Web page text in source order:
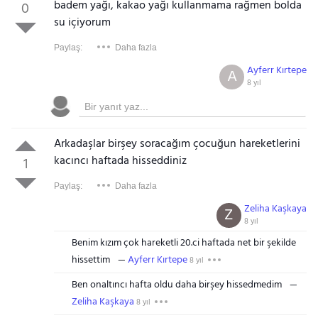
0
badem yağı, kakao yağı kullanmama rağmen bolda
su içiyorum
Paylaş: Daha fazla
Ayferr Kırtepe
8 yıl
A
1
Arkadaşlar birşey soracağım çocuğun hareketlerini
kacıncı haftada hisseddiniz
Paylaş: Daha fazla
Zeliha Kaşkaya
8 yıl
Z
Benim kızım çok hareketli 20.ci haftada net bir şekilde
hissettim
Ayferr Kırtepe8 yıl
Ben onaltıncı hafta oldu daha birşey hissedmedim
Zeliha Kaşkaya 8 yıl